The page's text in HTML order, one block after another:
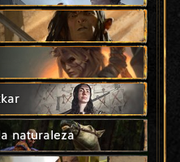
naturaleza